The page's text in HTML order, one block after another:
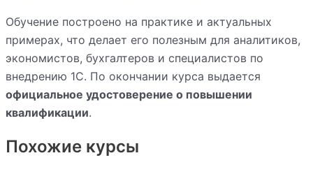
Обучение построено на практике и актуальных
примерах, что делает его полезным для аналитиков,
экономистов, бухгалтеров и специалистов по
внедрению 1С. По окончании курса выдается
официальное удостоверение о повышении
квалификации.
Похожие курсы